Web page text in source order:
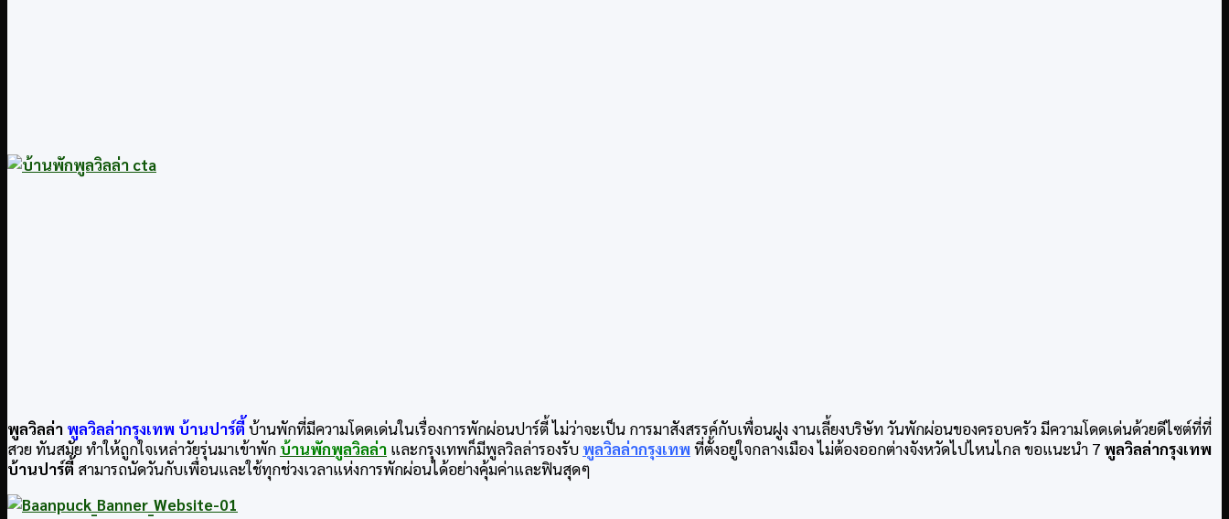
พูลวิลล่า พูลวิลล่ากรุงเทพ บ้านปาร์ตี้บ้านพักที่มีความโดดเด่นในเรื่องการพักผ่อนปาร์ตี้ ไม่ว่าจะเป็น การมาสังสรรค์กับเพื่อนฝูง งานเลี้ยงบริษัท วันพักผ่อนของครอบครัวมีความโดดเด่นด้วยดีไซต์ที่ที่
สวย ทันสมัย ทำให้ถูกใจเหล่าวัยรุ่นมาเข้าพัก บ้านพักพูลวิลล่า และกรุงเทพก็มีพูลวิลล่ารองรับ พูลวิลล่ากรุงเทพ ที่ตั้งอยู่ใจกลางเมือง ไม่ต้องออกต่างจังหวัดไปไหนไกล ขอแนะนำ 7 พูลวิลล่ากรุงเทพ
บ้านปาร์ตี้ สามารถนัดวันกับเพื่อนและใช้ทุกช่วงเวลาแห่งการพักผ่อนได้อย่างคุ้มค่าและฟินสุดๆ